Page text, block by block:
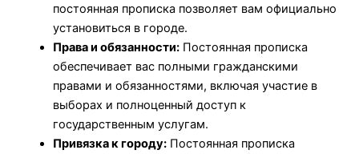
постоянная прописка позволяет вам официально
установиться в городе.
Права и обязанности: Постоянная прописка
обеспечивает вас полными гражданскими
правами и обязанностями, включая участие в
выборах и полноценный доступ к
государственным услугам.
Привязка к городу: Постоянная прописка